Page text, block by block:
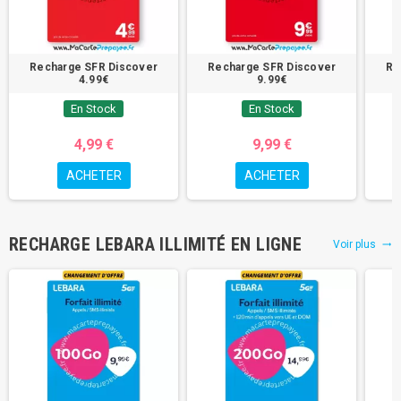
Recharge SFR Discover
4.99€
En Stock
4,99 €
ACHETER
Recharge SFR Discover
9.99€
En Stock
9,99 €
ACHETER
RECHARGE LEBARA ILLIMITÉ EN LIGNE Voir plus trending_flat